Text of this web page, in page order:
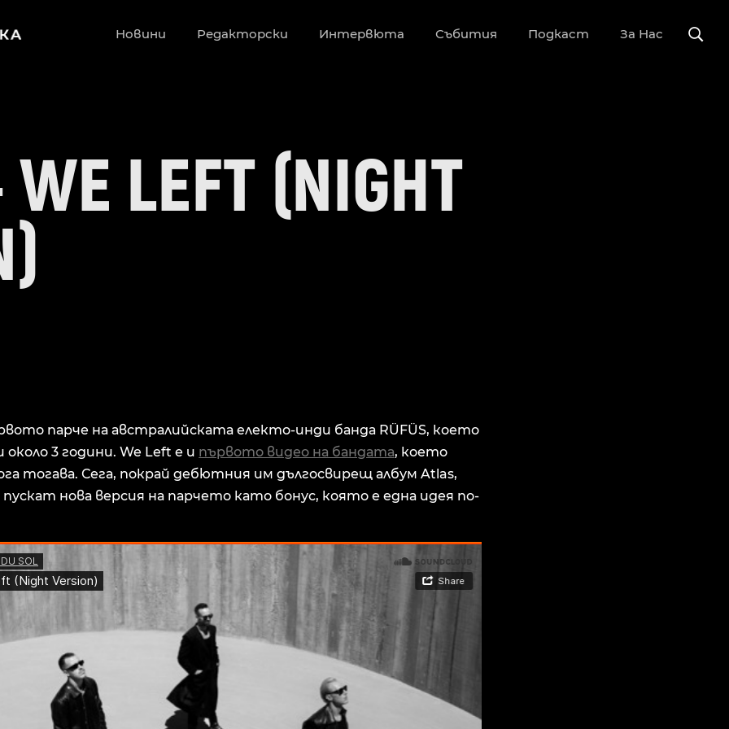
Новини Редакторски Интервюта Събития Подкаст За Нас
WE LEFT (NIGHT
парче на австралийската електо-инди банда RÜFÜS, което
около 3 години. We Left е и първото видео на бандата, което
тогава. Сега, покрай дебютния им дългосвирещ албум Atlas,
нова версия на парчето като бонус, която е една идея по-